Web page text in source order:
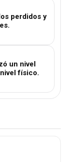
perdidos y
un nivel
físico.